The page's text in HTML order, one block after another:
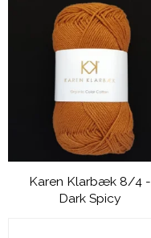
Karen Klarbæk 8/4 -
Dark Spicy